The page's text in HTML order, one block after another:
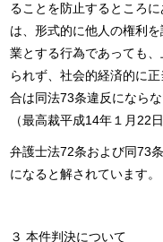
ることを防止するところ
は、形式的に他人の権利
業とする行為であっても
られず、社会的経済的に
合は同法73条違反になら
（最高裁平成14年１月22
弁護士法72条および同73
になると解されています。
３ 本件判決について